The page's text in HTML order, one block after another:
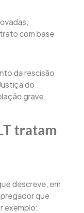
com base
da rescisão
do
grave,
tratam
descreve, em
que
exemplo: